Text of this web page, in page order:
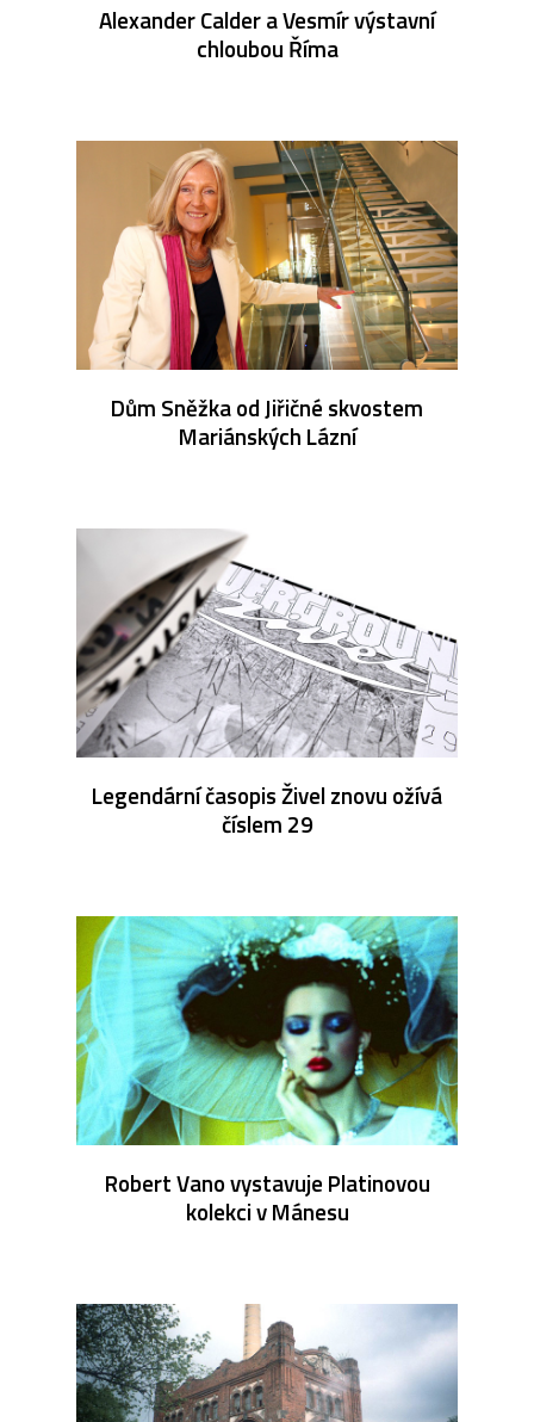
Alexander Calder a Vesmír výstavní
chloubou Říma
Dům Sněžka od Jiřičné skvostem
Mariánských Lázní
Legendární časopis Živel znovu ožívá
číslem 29
Robert Vano vystavuje Platinovou
kolekci v Mánesu